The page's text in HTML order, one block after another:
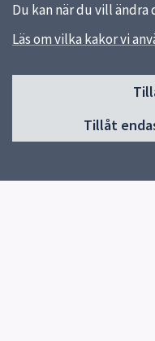
Du kan när du vill ändra
Läs om vilka kakor vi
Tillåt
Sidfot
Uppsala kommun